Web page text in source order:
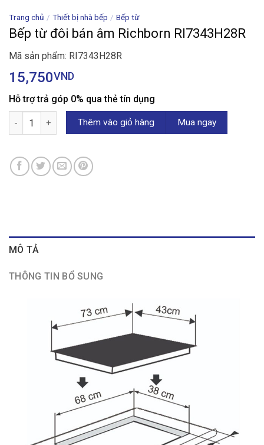
Trang chủ / Thiết bị nhà bếp / Bếp từ
Bếp từ đôi bán âm Richborn RI7343H28R
Mã sản phẩm: RI7343H28R
15,750VND
Hỗ trợ trả góp 0% qua thẻ tín dụng
Bếp từ đôi bán âm Richborn RI7343H28R số lượng
Thêm vào giỏ hàng Mua ngay
MÔ TẢ
THÔNG TIN BỔ SUNG